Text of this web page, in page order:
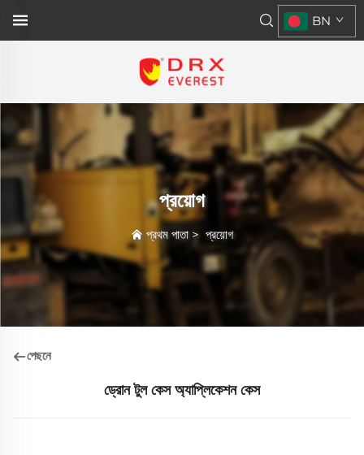
BN
প্রয়োগ
প্রথম পাতা > প্রয়োগ
পেছনে
ড্রোন টুল কেস অ্যাপ্লিকেশন কেস